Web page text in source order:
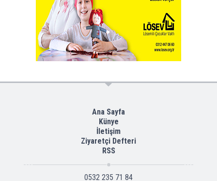
Ana Sayfa
Künye
İletişim
Ziyaretçi Defteri
RSS
0532 235 71 84